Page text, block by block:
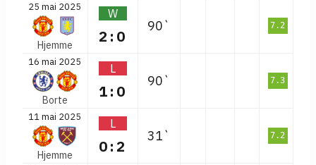
25 mai 2025
Hjemme
W
2:0
90` 7.2
16 mai 2025
Borte
L
1:0
90` 7.3
11 mai 2025
Hjemme
L
0:2
31` 7.2